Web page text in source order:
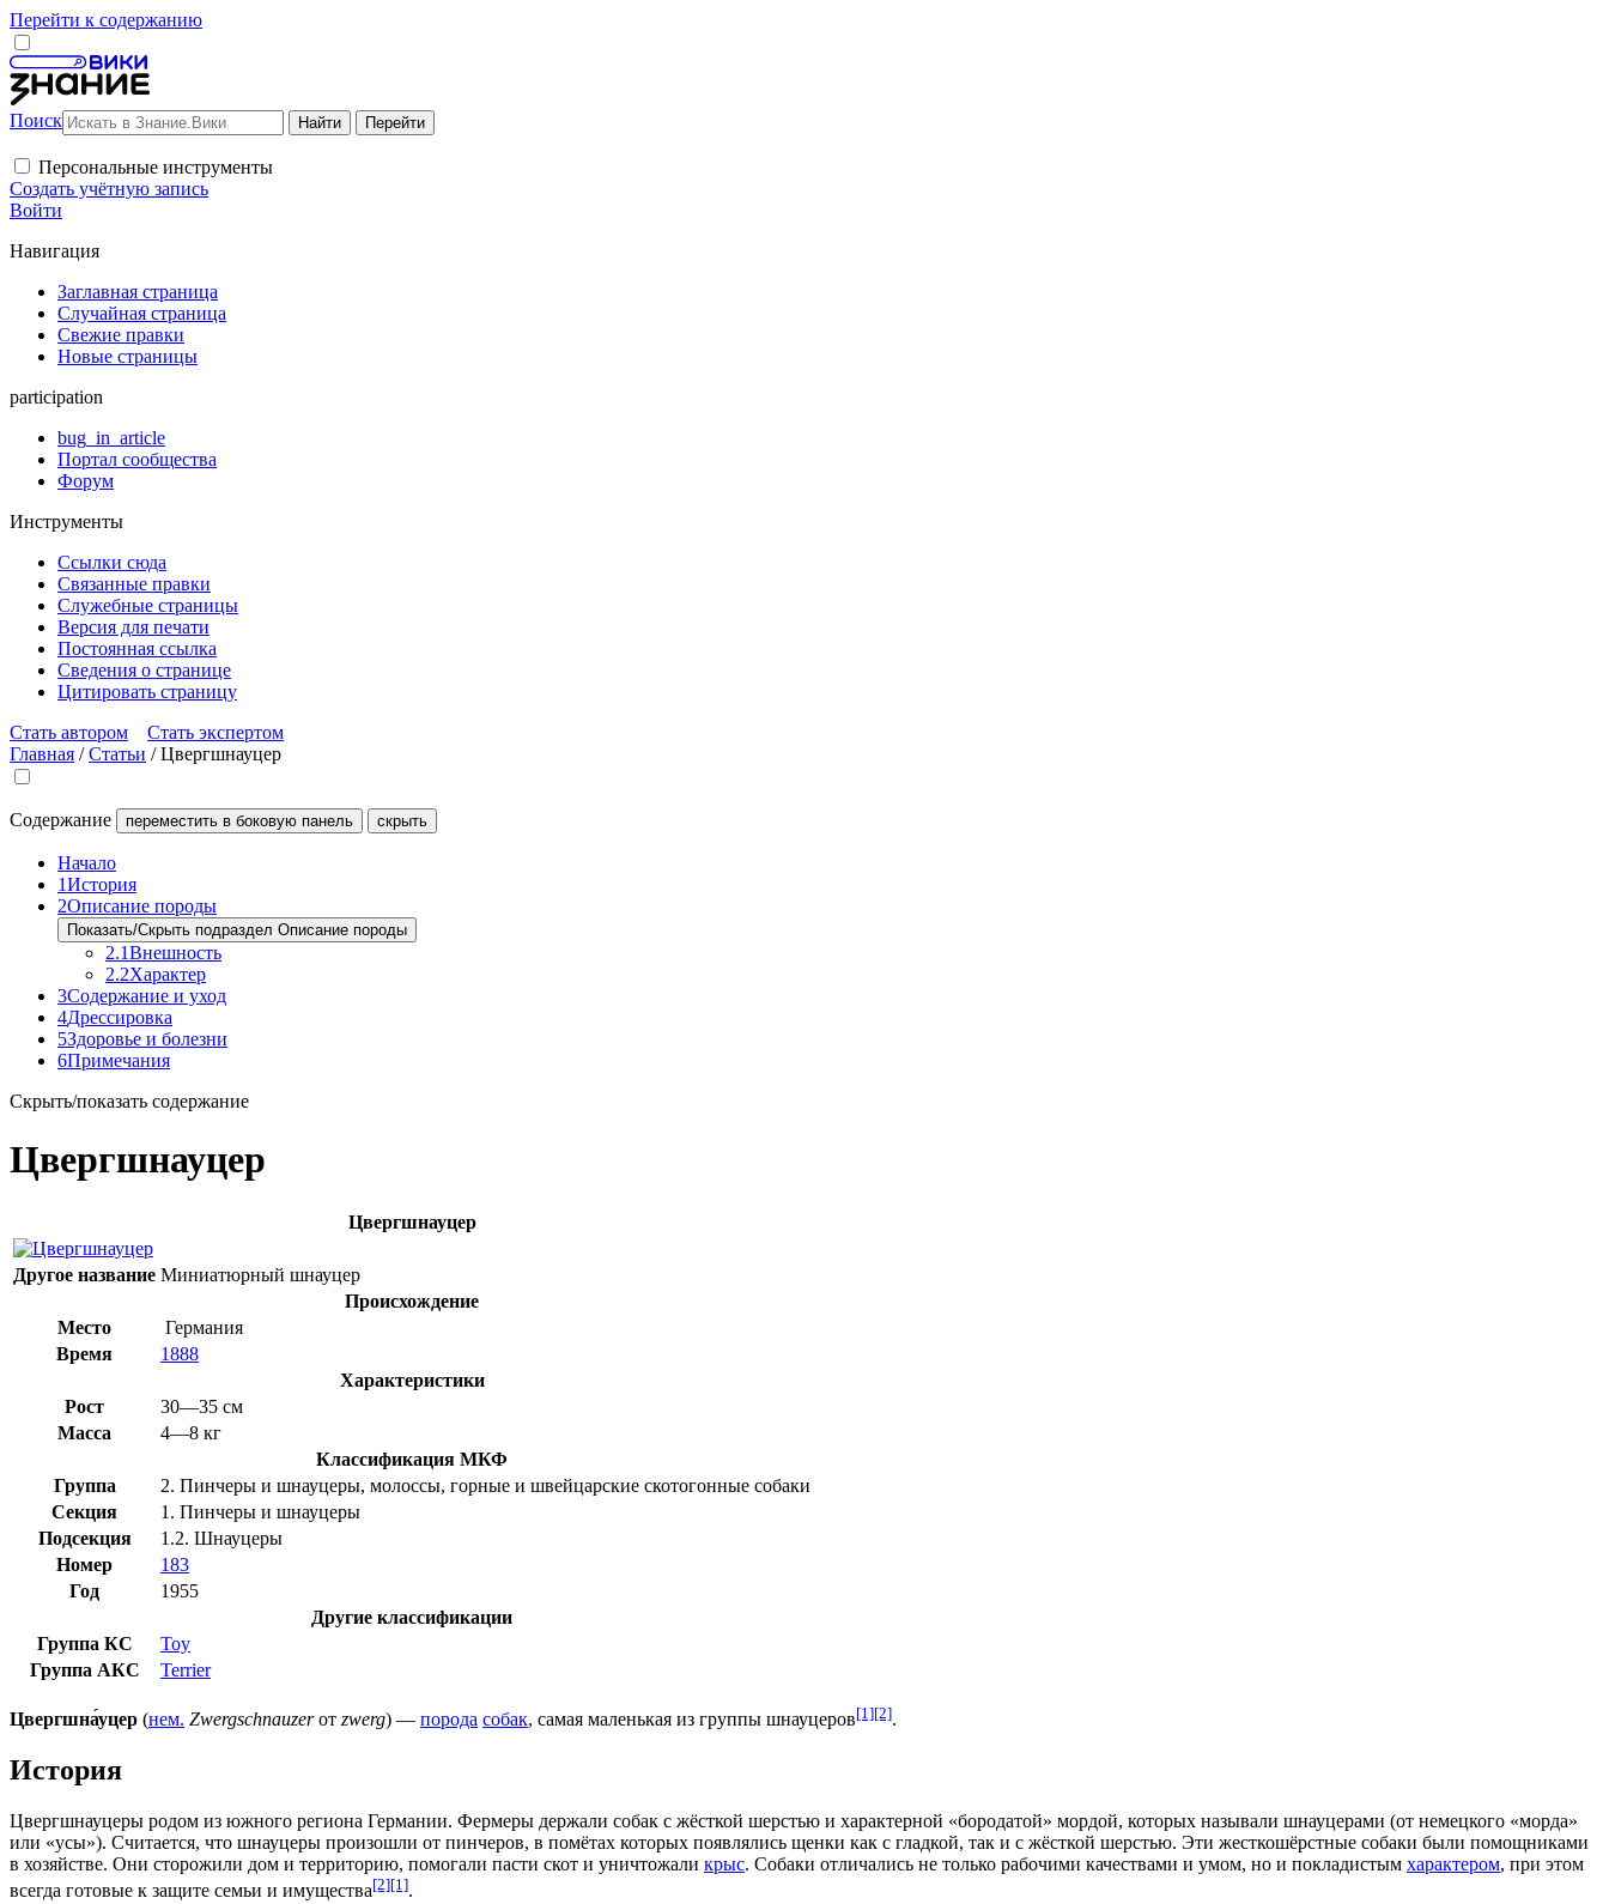
Перейти к содержанию
Поиск
Персональные инструменты
Создать учётную запись
Войти
Навигация
Заглавная страница
Случайная страница
Свежие правки
Новые страницы
participation
bug_in_article
Портал сообщества
Форум
Инструменты
Ссылки сюда
Связанные правки
Служебные страницы
Версия для печати
Постоянная ссылка
Сведения о странице
Цитировать страницу
Стать автором
Стать экспертом
Главная /Статьи /Цвергшнауцер
Содержание переместить в боковую панель скрыть
Начало
1История
2Описание породы
Показать/Скрыть подраздел Описание породы
2.1Внешность
2.2Характер
3Содержание и уход
4Дрессировка
5Здоровье и болезни
6Примечания
Скрыть/показать содержание
Цвергшнауцер
Цвергшнауцер
Другое название Миниатюрный шнауцер
Происхождение
Место
Германия
Время
1888
Характеристики
Рост
30—35 см
Масса
4—8 кг
Классификация МКФ
Группа
2. Пинчеры и шнауцеры, молоссы, горные и швейцарские скотогонные собаки
Секция
1. Пинчеры и шнауцеры
Подсекция
1.2. Шнауцеры
Номер
183
Год
1955
Другие классификации
Группа КС
Toy
Группа АКС Terrier
Цвергшна́уцер (нем. Zwergschnauzerот zwerg) — порода собак, самая маленькая из группы шнауцеров[1][2].
История
Цвергшнауцеры родом из южного региона Германии. Фермеры держали собак с жёсткой шерстью и характерной «бородатой» мордой, которых называли шнауцерами (от немецкого «морда»
или «усы»). Считается, что шнауцеры произошли от пинчеров, в помётах которых появлялись щенки как с гладкой, так и с жёсткой шерстью. Эти жесткошёрстные собаки были помощниками
в хозяйстве. Они сторожили дом и территорию, помогали пасти скот и уничтожали крыс. Собаки отличались не только рабочими качествами и умом, но и покладистым характером, при этом
всегда готовые к защите семьи и имущества[2][1].